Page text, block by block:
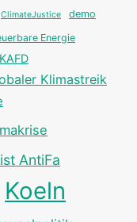
ClimateJustice demo
Energie
Klimastreik
AntiFa
Koeln